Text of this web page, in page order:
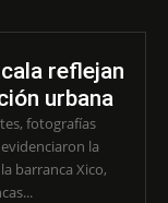
reflejan
urbana
fotografías
la
barranca Xico,